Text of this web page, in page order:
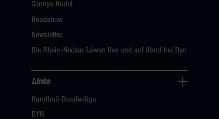
hier
Connys Rudel
Roadshow
Newsletter
Die Rhein-Neckar Löwen live und auf Abruf bei Dyn
Navigation
öffnen,
Links
Handball-Bundesliga
DYN